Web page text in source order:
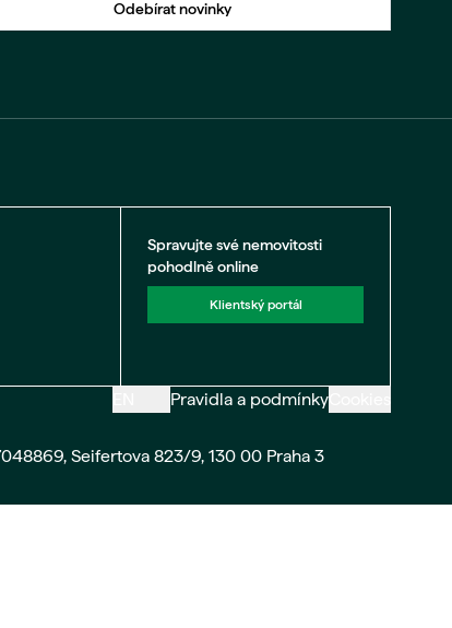
Odebírat novinky
Spravujte své nemovitosti
pohodlně online
Klientský portál
Pravidla a podmínky
Seifertova 823/9, 130 00 Praha 3